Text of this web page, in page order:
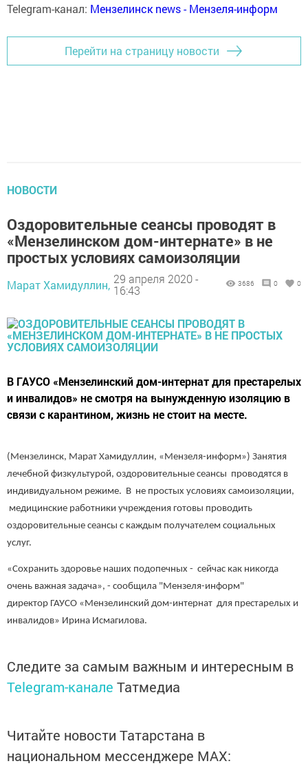
Telegram-канал: Мензелинск news - Мензеля-информ
Перейти на страницу новости
НОВОСТИ
Оздоровительные сеансы проводят в
«Мензелинском дом-интернате» в не
простых условиях самоизоляции
Марат Хамидуллин, 29 апреля 2020 -
16:43
3686 0 0
В ГАУСО «Мензелинский дом-интернат для престарелых
и инвалидов» не смотря на вынужденную изоляцию в
связи с карантином, жизнь не стоит на месте.
(Мензелинск, Марат Хамидуллин, «Мензеля-информ») Занятия
лечебной физкультурой, оздоровительные сеансы проводятся в
индивидуальном режиме. В не простых условиях самоизоляции,
медицинские работники учреждения готовы проводить
оздоровительные сеансы с каждым получателем социальных
услуг.
«Сохранить здоровье наших подопечных - сейчас как никогда
очень важная задача», - сообщила "Мензеля-информ"
директор ГАУСО «Мензелинский дом-интернат для престарелых и
инвалидов» Ирина Исмагилова.
Следите за самым важным и интересным в
Telegram-канале Татмедиа
Читайте новости Татарстана в
национальном мессенджере MАХ: